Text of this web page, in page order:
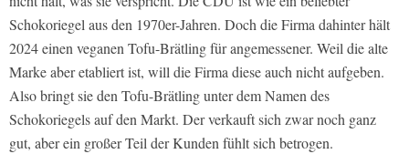
Schokoriegel aus den 1970er-Jahren. Doch die Firma dahinter hält
2024 einen veganen Tofu-Brätling für angemessener. Weil die alte
Marke aber etabliert ist, will die Firma diese auch nicht aufgeben.
Also bringt sie den Tofu-Brätling unter dem Namen des
Schokoriegels auf den Markt. Der verkauft sich zwar noch ganz
gut, aber ein großer Teil der Kunden fühlt sich betrogen.